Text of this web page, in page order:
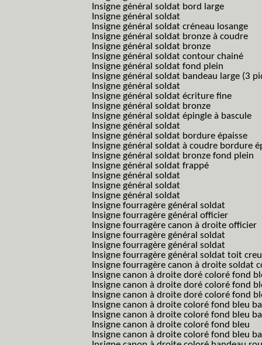
Insigne général soldat bord large
Insigne général soldat
Insigne général soldat créneau losange
Insigne général soldat bronze à coudre
Insigne général soldat bronze
Insigne général soldat contour chainé
Insigne général soldat fond plein
Insigne général soldat bandeau large (3
Insigne général soldat
Insigne général soldat écriture fine
Insigne général soldat bronze
Insigne général soldat épingle à bascule
Insigne général soldat
Insigne général soldat bordure épaisse
Insigne général soldat à coudre bordure
Insigne général soldat bronze fond plein
Insigne général soldat frappé
Insigne général soldat
Insigne général soldat
Insigne général soldat
Insigne fourragère général soldat
Insigne fourragère général officier
Insigne fourragère canon à droite officier
Insigne fourragère général soldat
Insigne fourragère général soldat
Insigne fourragère général soldat toit
Insigne fourragère canon à droite soldat
Insigne canon à droite doré coloré fond
Insigne canon à droite doré coloré fond
Insigne canon à droite doré coloré fond
Insigne canon à droite coloré fond bleu
Insigne canon à droite coloré fond bleu
Insigne canon à droite coloré fond bleu
Insigne canon à droite coloré fond bleu